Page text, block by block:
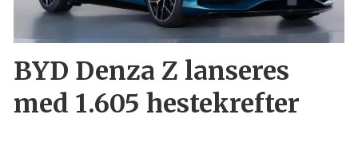
BYD Denza Z lanseres
med 1.605 hestekrefter